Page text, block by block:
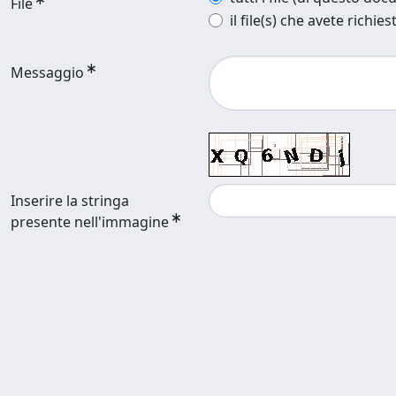
il file(s) che avete
Messaggio
Inserire la stringa
presente nell'immagine